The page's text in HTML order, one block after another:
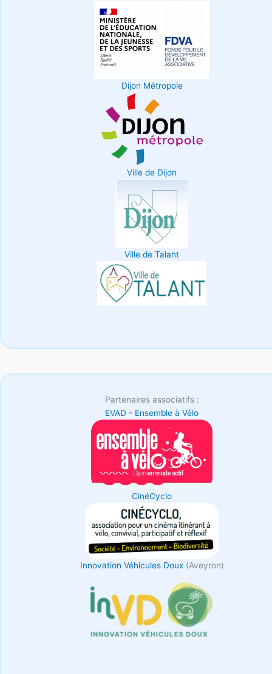
Dijon Métropole
Ville de Dijon
Ville de Talant
Partenaires associatifs :
EVAD - Ensemble à Vélo
CinéCyclo
Innovation Véhicules Doux(Aveyron)